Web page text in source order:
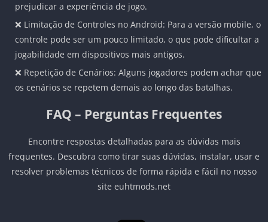
prejudicar a experiência de jogo.
❌ Limitação de Controles no Android: Para a versão mobile, o
controle pode ser um pouco limitado, o que pode dificultar a
jogabilidade em dispositivos mais antigos.
❌ Repetição de Cenários: Alguns jogadores podem achar que
os cenários se repetem demais ao longo das batalhas.
FAQ – Perguntas Frequentes
Encontre respostas detalhadas para as dúvidas mais
frequentes. Descubra como tirar suas dúvidas, instalar, usar e
resolver problemas técnicos de forma rápida e fácil no nosso
site euhtmods.net